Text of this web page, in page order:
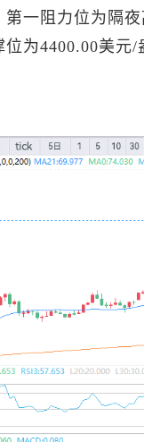
一阻力位为隔
为4400.00美元